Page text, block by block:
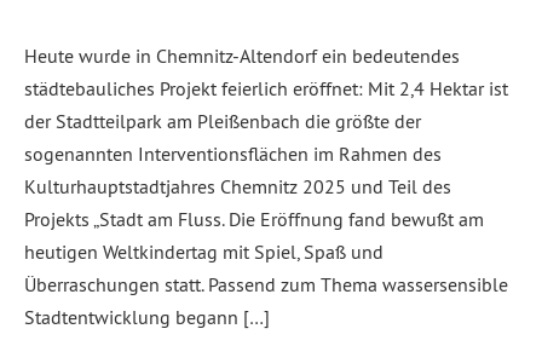
Heute wurde in Chemnitz-Altendorf ein bedeutendes
städtebauliches Projekt feierlich eröffnet: Mit 2,4 Hektar ist
der Stadtteilpark am Pleißenbach die größte der
sogenannten Interventionsflächen im Rahmen des
Kulturhauptstadtjahres Chemnitz 2025 und Teil des
Projekts „Stadt am Fluss. Die Eröffnung fand bewußt am
heutigen Weltkindertag mit Spiel, Spaß und
Überraschungen statt. Passend zum Thema wassersensible
Stadtentwicklung begann […]